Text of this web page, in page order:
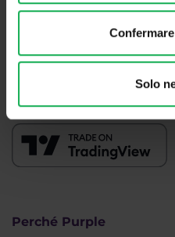
Solo
+420 228 884 711Lun -
Siamo
Perché Purple